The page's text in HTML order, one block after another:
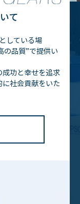
て
している場
の品質”で提供い
成功と幸せを追求
社会貢献をいた